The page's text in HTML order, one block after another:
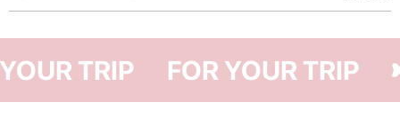
багажу ще до прибуття в аеропорт.
транспортування як у вертикальному, так і в горизонтальному
положенні.
YOUR TRIP FOR YOUR TRIP